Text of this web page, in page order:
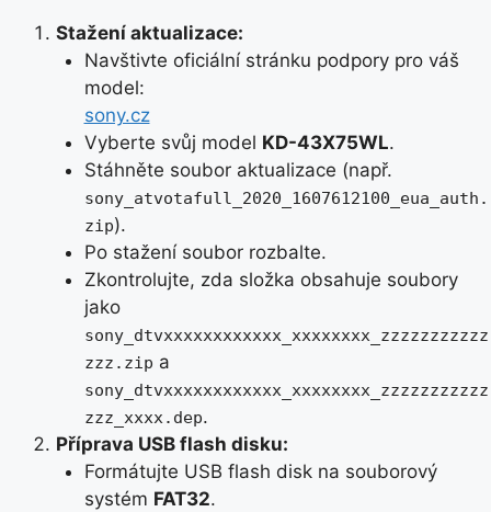
Stažení aktualizace:
Navštivte oficiální stránku podpory pro váš
model:
sony.cz
Vyberte svůj model KD-43X75WL.
Stáhněte soubor aktualizace (např.
sony_atvotafull_2020_1607612100_eua_auth.
zip).
Po stažení soubor rozbalte.
Zkontrolujte, zda složka obsahuje soubory
jako
sony_dtvxxxxxxxxxxxx_xxxxxxxx_zzzzzzzzzzz
zzz.zip a
sony_dtvxxxxxxxxxxxx_xxxxxxxx_zzzzzzzzzzz
zzz_xxxx.dep.
Příprava USB flash disku:
Formátujte USB flash disk na souborový
systém FAT32.